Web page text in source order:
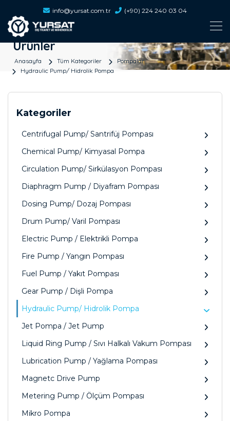
info@yursat.com.tr (+90) 224 240 03 04
Ürünler
Anasayfa Tüm Kategoriler
Pompalar
Hydraulic Pump/ Hidrolik Pompa
Kategoriler
Centrifugal Pump/ Santrifüj Pompası
Chemical Pump/ Kimyasal Pompa
Circulation Pump/ Sirkülasyon Pompası
Diaphragm Pump / Diyafram Pompası
Dosing Pump/ Dozaj Pompası
Drum Pump/ Varil Pompası
Electric Pump / Elektrikli Pompa
Fire Pump / Yangın Pompası
Fuel Pump / Yakıt Pompası
Gear Pump / Dişli Pompa
Hydraulic Pump/ Hidrolik Pompa
Jet Pompa / Jet Pump
Liquid Ring Pump / Sıvı Halkalı Vakum Pompası
Lubrication Pump / Yağlama Pompası
Magnetc Drive Pump
Metering Pump / Ölçüm Pompası
Mikro Pompa